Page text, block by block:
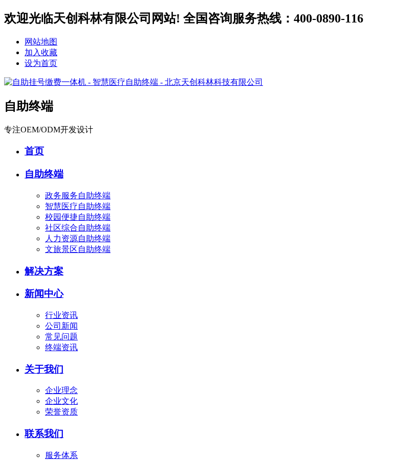
欢迎光临天创科林有限公司网站! 全国咨询服务热线：400-0890-116
网站地图
加入收藏
设为首页
自助终端
专注OEM/ODM开发设计
首页
自助终端
政务服务自助终端
智慧医疗自助终端
校园便捷自助终端
社区综合自助终端
人力资源自助终端
文旅景区自助终端
解决方案
新闻中心
行业资讯
公司新闻
常见问题
终端资讯
关于我们
企业理念
企业文化
荣誉资质
联系我们
服务体系